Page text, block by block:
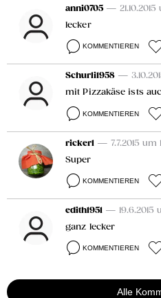
anni0705 — 21.10.2015
lecker
KOMMENTIEREN
Schurli1958 —
mit Pizzakäse ists
KOMMENTIEREN
rickerl — 7.7.2015 um
Super
KOMMENTIEREN
edith1951 — 19.6.2015
ganz lecker
KOMMENTIEREN
Alle